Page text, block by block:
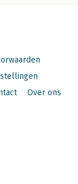
Over ons